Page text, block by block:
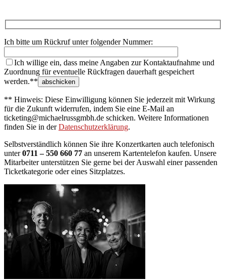
Ich bitte um Rückruf unter folgender Nummer:
Ich willige ein, dass meine Angaben zur Kontaktaufnahme und
Zuordnung für eventuelle Rückfragen dauerhaft gespeichert
werden.**
** Hinweis: Diese Einwilligung können Sie jederzeit mit Wirkung
für die Zukunft widerrufen, indem Sie eine E-Mail an
ticketing@michaelrussgmbh.de schicken. Weitere Informationen
finden Sie in derDatenschutzerklärung.
Selbstverständlich können Sie ihre Konzertkarten auch telefonisch
unter0711 – 550 660 77 an unserem Kartentelefon kaufen. Unsere
Mitarbeiter unterstützen Sie gerne bei der Auswahl einer passenden
Ticketkategorie oder eines Sitzplatzes.